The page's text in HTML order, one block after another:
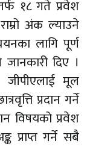
१८ गते प्रवेश
अंक ल्याउने
लागि पूर्ण
जानकारी दिए ।
जीपीएलाई मूल
प्रदान गर्ने
विषयको प्रवेश
प्राप्त गर्ने सबै